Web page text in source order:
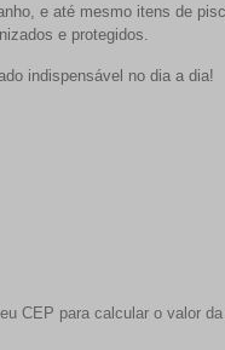
e até mesmo itens de
e protegidos.
indispensável no dia a dia!
CEP para calcular o valor